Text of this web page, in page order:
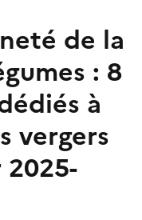
de la
: 8
à
vergers